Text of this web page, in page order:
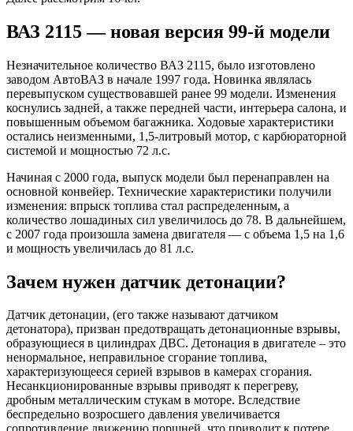
ВАЗ 2115 — новая версия 99-й модели
Незначительное количество ВАЗ 2115, было изготовлено
заводом АвтоВАЗ в начале 1997 года. Новинка являлась
перевыпуском существовавшей ранее 99 модели. Изменения
коснулись задней, а также передней части, интерьера салона, и
повышенным объемом багажника. Ходовые характеристики
остались неизменными, 1,5-литровый мотор, с карбюраторной
системой и мощностью 72 л.с.
Начиная с 2000 года, выпуск модели был перенаправлен на
основной конвейер. Технические характеристики получили
изменения: впрыск топлива стал распределенным, а
количество лошадиных сил увеличилось до 78. В дальнейшем,
с 2007 года произошла замена двигателя — с объема 1,5 на 1,6
и мощность увеличилась до 81 л.с.
Зачем нужен датчик детонации?
Датчик детонации, (его также называют датчиком
детонатора), призван предотвращать детонационные взрывы,
образующиеся в цилиндрах ДВС. Детонация в двигателе – это
ненормальное, неправильное сгорание топлива,
характеризующееся серией взрывов в камерах сгорания.
Несанкционированные взрывы приводят к перегреву,
дробным металлическим стукам в моторе. Вследствие
беспредельно возросшего давления увеличивается